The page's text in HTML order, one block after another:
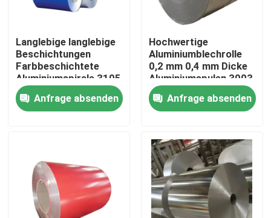
Produkte
Videos
Langlebige langlebige
Beschichtungen
Farbbeschichtete
Aluminiumspirale 3105
Breite
Farbbeschichtete
Aluminiumspirale für
Anfrage absenden
Hochwertige
Aluminiumblechrolle
0,2 mm 0,4 mm Dicke
Aluminiumspulen 3003
Aluminiumrollen für die
Luft- und Raumfahrt
Anfrage absenden